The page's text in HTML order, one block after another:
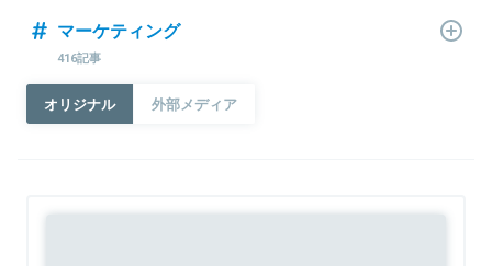
マーケティング
416記事
オリジナル 外部メディア